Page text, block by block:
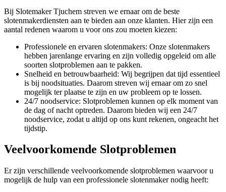
Bij Slotemaker Tjuchem streven we ernaar om de beste
slotenmakerdiensten aan te bieden aan onze klanten. Hier zijn een
aantal redenen waarom u voor ons zou moeten kiezen:
Professionele en ervaren slotenmakers: Onze slotenmakers
hebben jarenlange ervaring en zijn volledig opgeleid om alle
soorten slotproblemen aan te pakken.
Snelheid en betrouwbaarheid: Wij begrijpen dat tijd essentieel
is bij noodsituaties. Daarom streven wij ernaar om zo snel
mogelijk ter plaatse te zijn en uw probleem op te lossen.
24/7 noodservice: Slotproblemen kunnen op elk moment van
de dag of nacht optreden. Daarom bieden wij een 24/7
noodservice, zodat u altijd op ons kunt rekenen, ongeacht het
tijdstip.
Veelvoorkomende Slotproblemen
Er zijn verschillende veelvoorkomende slotproblemen waarvoor u
mogelijk de hulp van een professionele slotenmaker nodig heeft: